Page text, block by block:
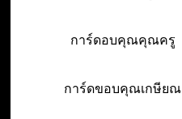
การ์ดอบคุณคุณครู
การ์ดขอบคุณเกษียณ